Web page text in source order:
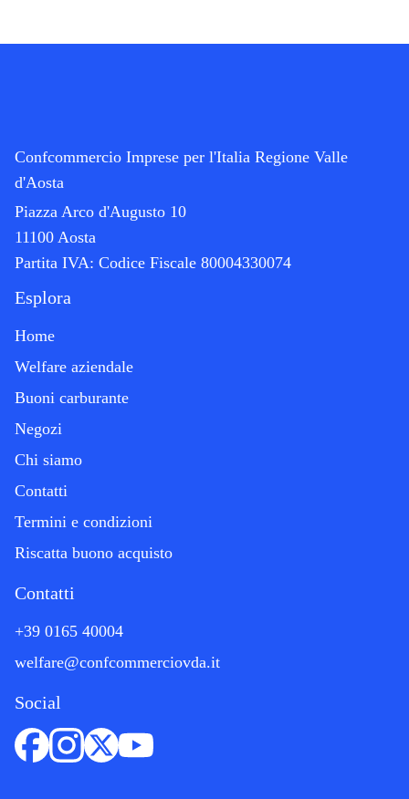
Confcommercio Imprese per l'Italia Regione Valle
d'Aosta
Piazza Arco d'Augusto 10
11100 Aosta
Partita IVA: Codice Fiscale 80004330074
Esplora
Home
Welfare aziendale
Buoni carburante
Negozi
Chi siamo
Contatti
Termini e condizioni
Riscatta buono acquisto
Contatti
+39 0165 40004
welfare@confcommerciovda.it
Social